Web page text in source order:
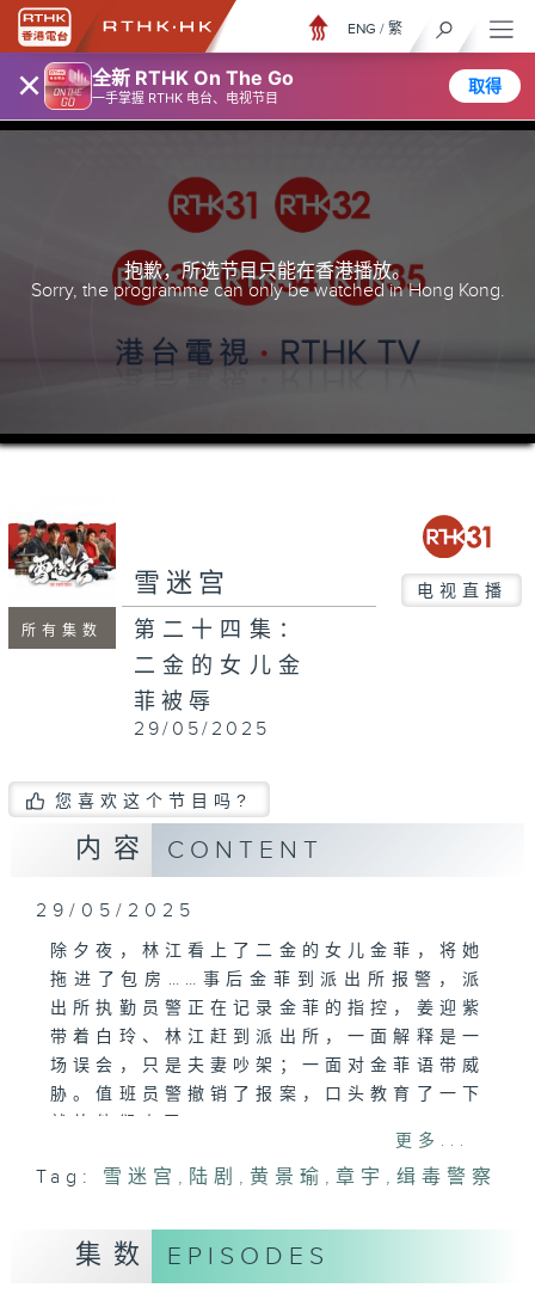
× 全新 RTHK On The Go
一手掌握 RTHK 电台、电视节目
取得
ENG / 繁
抱歉，所选节目只能在香港播放。
Sorry, the programme can only be watched in Hong Kong.
所有集数
雪迷宫 电视直播
第二十四集：
二金的女儿金
菲被辱
29/05/2025
您喜欢这个节目吗?
内容 CONTENT
29/05/2025
除夕夜，林江看上了二金的女儿金菲，将她
拖进了包房……事后金菲到派出所报警，派
出所执勤员警正在记录金菲的指控，姜迎紫
带着白玲、林江赶到派出所，一面解释是一
场误会，只是夫妻吵架；一面对金菲语带威
胁。值班员警撤销了报案，口头教育了一下
更多...
Tag: 雪迷宫 , 陆剧 , 黄景瑜 ,章宇 ,缉毒警察
集数 EPISODES